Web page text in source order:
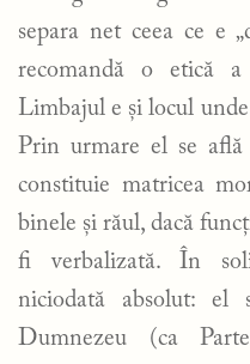
separa net ceea ce e
recomandă o etică a
Limbajul e și locul
Prin urmare el se
constituie matricea
binele și răul, dacă
fi verbalizată. În
niciodată absolut: el
Dumnezeu (ca